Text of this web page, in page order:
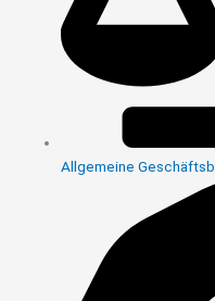
Allgemeine Geschäftsb.